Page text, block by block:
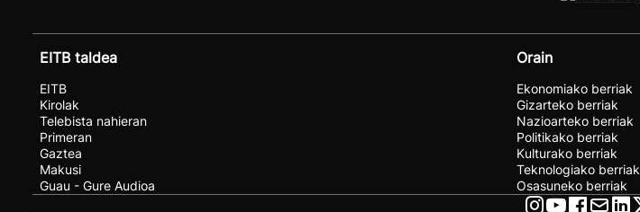
EITB taldea
EITB
Kirolak
Telebista nahieran
Primeran
Gaztea
Makusi
Guau - Gure Audioa
Orain
Ekonomiako berriak
Gizarteko berriak
Nazioarteko berriak
Politikako berriak
Kulturako berriak
Teknologiako berriak
Osasuneko berriak